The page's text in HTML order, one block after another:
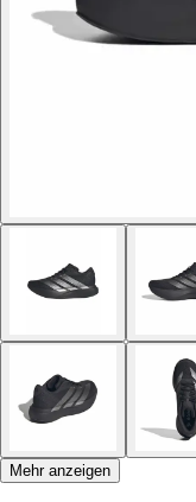
Mehr anzeigen